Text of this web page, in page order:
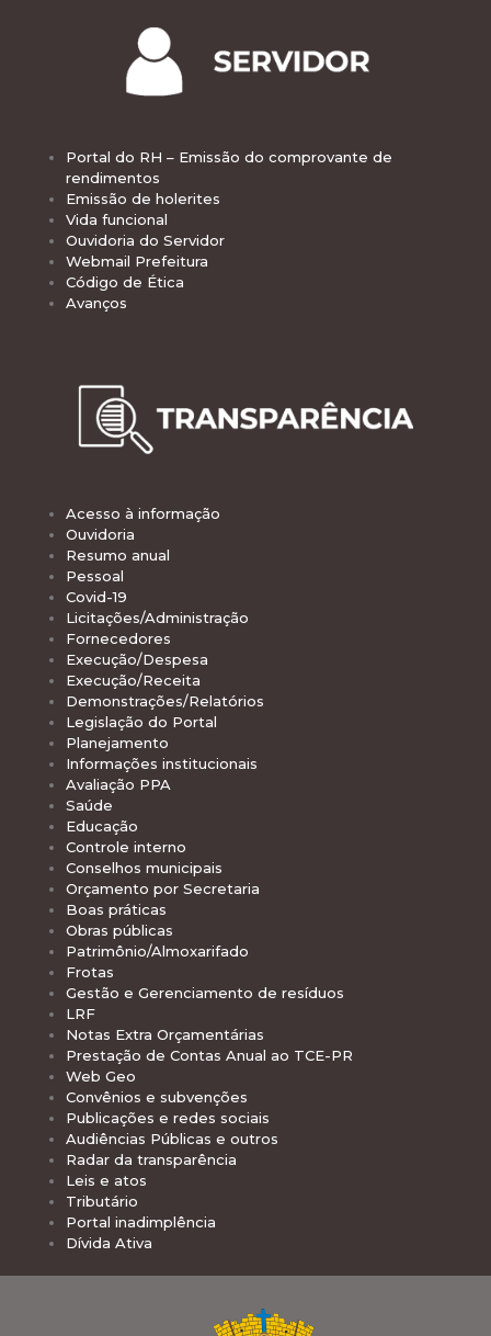
Portal do RH – Emissão do comprovante de
rendimentos
Emissão de holerites
Vida funcional
Ouvidoria do Servidor
Webmail Prefeitura
Código de Ética
Avanços
Acesso à informação
Ouvidoria
Resumo anual
Pessoal
Covid-19
Licitações/Administração
Fornecedores
Execução/Despesa
Execução/Receita
Demonstrações/Relatórios
Legislação do Portal
Planejamento
Informações institucionais
Avaliação PPA
Saúde
Educação
Controle interno
Conselhos municipais
Orçamento por Secretaria
Boas práticas
Obras públicas
Patrimônio/Almoxarifado
Frotas
Gestão e Gerenciamento de resíduos
LRF
Notas Extra Orçamentárias
Prestação de Contas Anual ao TCE-PR
Web Geo
Convênios e subvenções
Publicações e redes sociais
Audiências Públicas e outros
Radar da transparência
Leis e atos
Tributário
Portal inadimplência
Dívida Ativa